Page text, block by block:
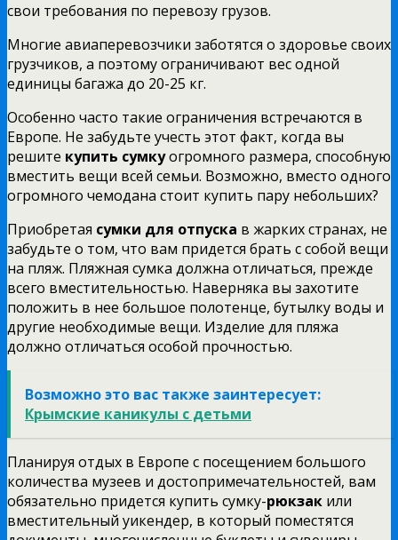
свои требования по перевозу грузов.
Многие авиаперевозчики заботятся о здоровье своих
грузчиков, а поэтому ограничивают вес одной
единицы багажа до 20-25 кг.
Особенно часто такие ограничения встречаются в
Европе. Не забудьте учесть этот факт, когда вы
решите купить сумкуогромного размера, способную
вместить вещи всей семьи. Возможно, вместо одного
огромного чемодана стоит купить пару небольших?
Приобретая сумки для отпуска в жарких странах, не
забудьте о том, что вам придется брать с собой вещи
на пляж. Пляжная сумка должна отличаться, прежде
всего вместительностью. Наверняка вы захотите
положить в нее большое полотенце, бутылку воды и
другие необходимые вещи. Изделие для пляжа
должно отличаться особой прочностью.
Возможно это вас также заинтересует:
Крымские каникулы с детьми
Планируя отдых в Европе с посещением большого
количества музеев и достопримечательностей, вам
обязательно придется купить сумку-рюкзак или
вместительный уикендер, в который поместятся